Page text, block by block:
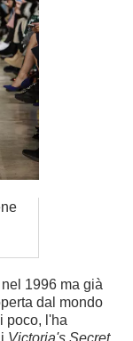
1996 ma già
dal mondo
poco, l'ha
Victoria's Secret